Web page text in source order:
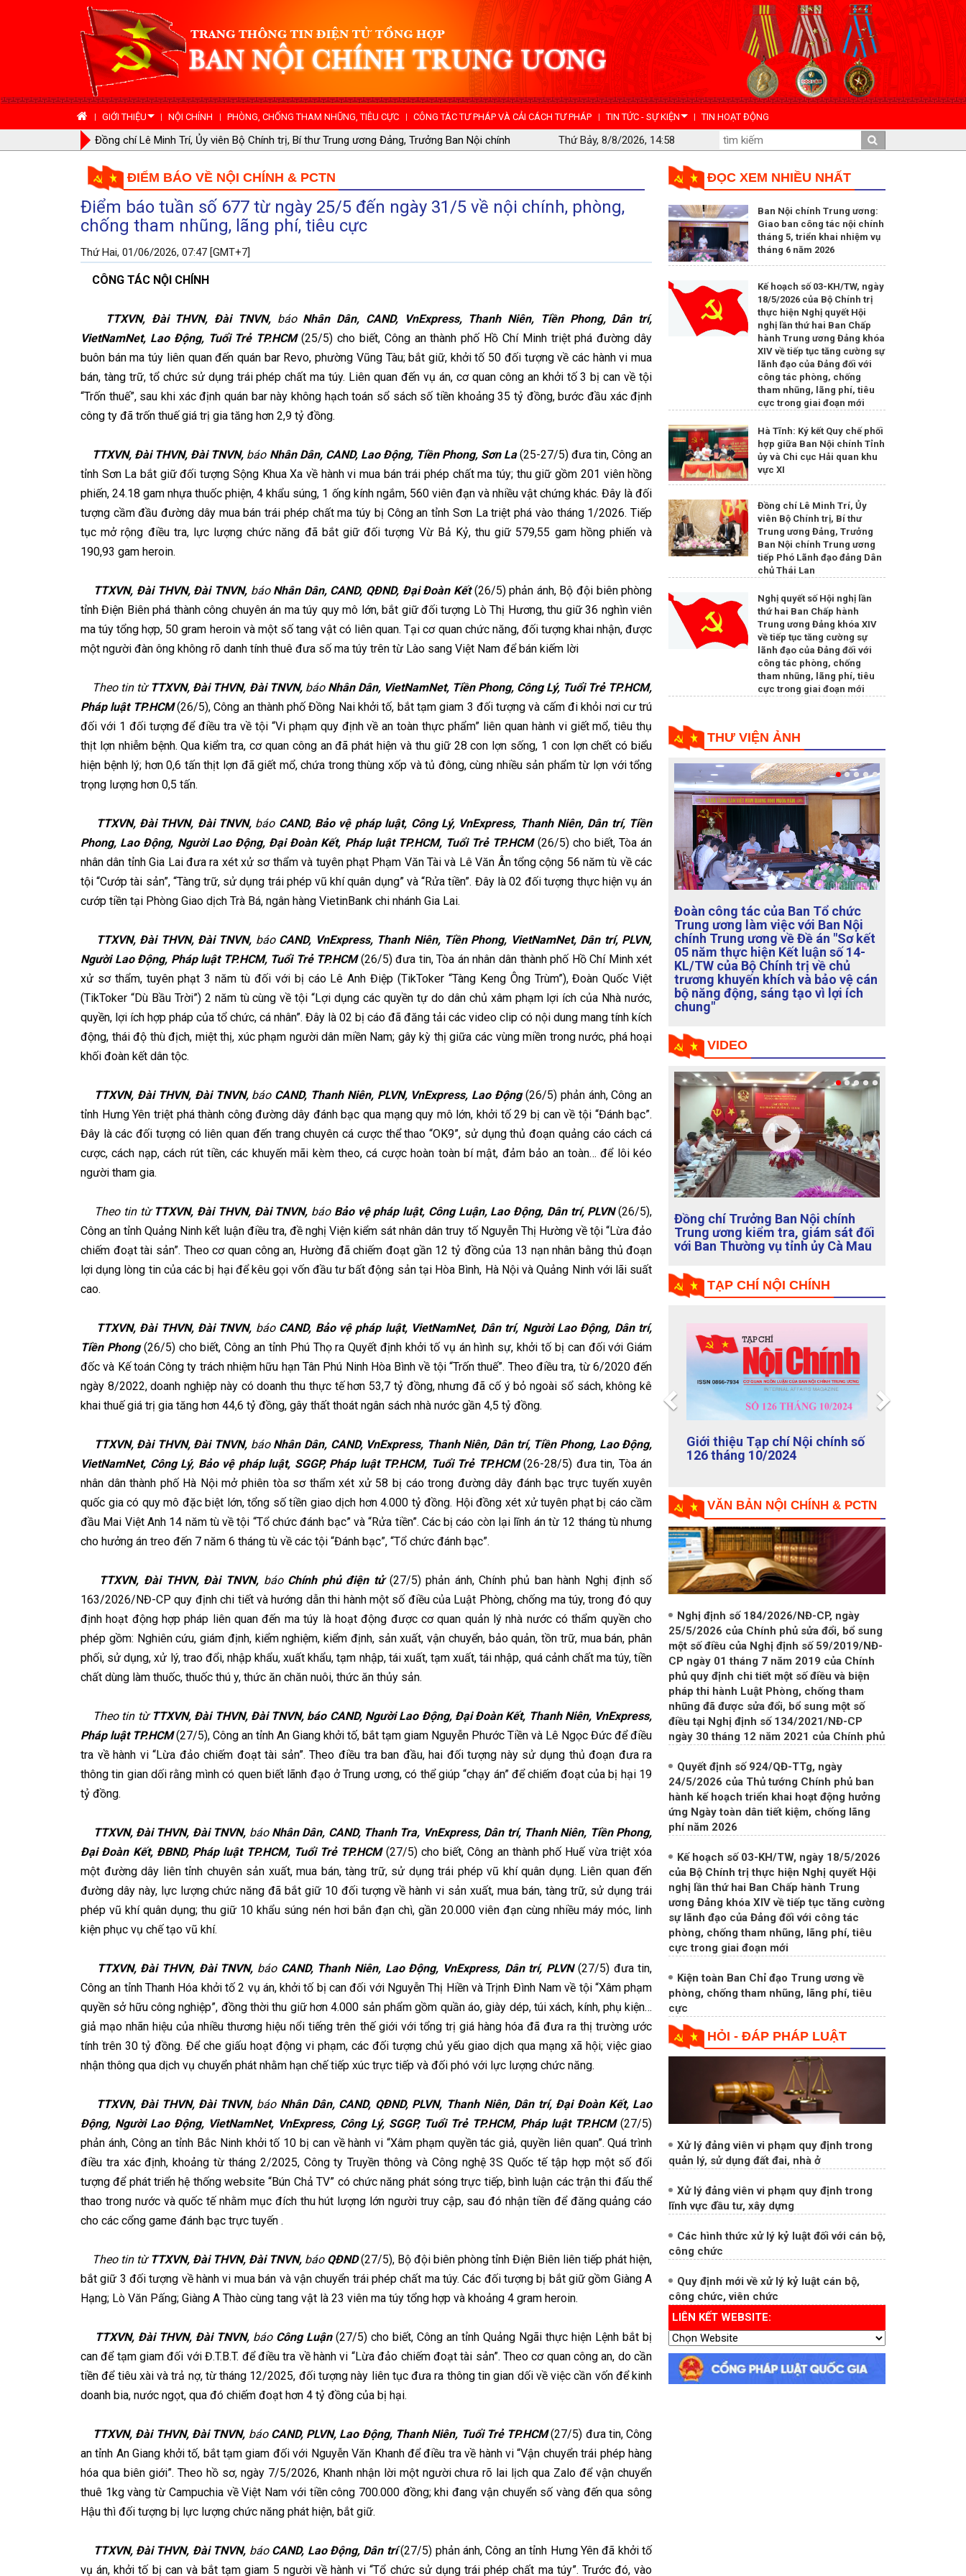
GIỚI THIỆU NỘI CHÍNH PHÒNG, CHỐNG THAM NHŨNG, TIÊU CỰC CÔNG TÁC TƯ PHÁP VÀ CẢI CÁCH TƯ PHÁP TIN TỨC - SỰ KIỆN TIN HOẠT ĐỘNG
Đồng chí Lê Minh Trí, Ủy viên Bộ Chính trị, Bí thư Trung ương Đảng, Trưởng Ban Nội chính
Thứ Bảy, 8/8/2026, 14:58
ĐIỂM BÁO VỀ NỘI CHÍNH & PCTN
Điểm báo tuần số 677 từ ngày 25/5 đến ngày 31/5 về nội chính, phòng,
chống tham nhũng, lãng phí, tiêu cực
Thứ Hai, 01/06/2026, 07:47 [GMT+7]
CÔNG TÁC NỘI CHÍNH
TTXVN, Đài THVN, Đài TNVN, báoNhân Dân, CAND, VnExpress, Thanh Niên, Tiền Phong, Dân trí,
VietNamNet, Lao Động, Tuổi Trẻ TP.HCM(25/5) cho biết, Công an thành phố Hồ Chí Minh triệt phá đường dây
buôn bán ma túy liên quan đến quán bar Revo, phường Vũng Tàu; bắt giữ, khởi tố 50 đối tượng về các hành vi mua
bán, tàng trữ, tổ chức sử dụng trái phép chất ma túy. Liên quan đến vụ án, cơ quan công an khởi tố 3 bị can về tội
“Trốn thuế”, sau khi xác định quán bar này không hạch toán sổ sách số tiền khoảng 35 tỷ đồng, bước đầu xác định
công ty đã trốn thuế giá trị gia tăng hơn 2,9 tỷ đồng.
TTXVN, Đài THVN, Đài TNVN, báoNhân Dân, CAND, Lao Động, Tiền Phong, Sơn La(25-27/5) đưa tin, Công an
tỉnh Sơn La bắt giữ đối tượng Sộng Khua Xa về hành vi mua bán trái phép chất ma túy; thu giữ gồm 201 viên hồng
phiến, 24.18 gam nhựa thuốc phiện, 4 khẩu súng, 1 ống kính ngắm, 560 viên đạn và nhiều vật chứng khác. Đây là đối
tượng cầm đầu đường dây mua bán trái phép chất ma túy bị Công an tỉnh Sơn La triệt phá vào tháng 1/2026. Tiếp
tục mở rộng điều tra, lực lượng chức năng đã bắt giữ đối tượng Vừ Bả Kỷ, thu giữ 579,55 gam hồng phiến và
190,93 gam heroin.
TTXVN, Đài THVN, Đài TNVN, báoNhân Dân, CAND, QĐND, Đại Đoàn Kết(26/5) phản ánh, Bộ đội biên phòng
tỉnh Điện Biên phá thành công chuyên án ma túy quy mô lớn, bắt giữ đối tượng Lò Thị Hương, thu giữ 36 nghìn viên
ma túy tổng hợp, 50 gram heroin và một số tang vật có liên quan. Tại cơ quan chức năng, đối tượng khai nhận, được
một người đàn ông không rõ danh tính thuê đưa số ma túy trên từ Lào sang Việt Nam để bán kiếm lời
Theo tin từ TTXVN, Đài THVN, Đài TNVN, báoNhân Dân, VietNamNet, Tiền Phong, Công Lý, Tuổi Trẻ TP.HCM,
Pháp luật TP.HCM(26/5), Công an thành phố Đồng Nai khởi tố, bắt tạm giam 3 đối tượng và cấm đi khỏi nơi cư trú
đối với 1 đối tượng để điều tra về tội “Vi phạm quy định về an toàn thực phẩm” liên quan hành vi giết mổ, tiêu thụ
thịt lợn nhiễm bệnh. Qua kiểm tra, cơ quan công an đã phát hiện và thu giữ 28 con lợn sống, 1 con lợn chết có biểu
hiện bệnh lý; hơn 0,6 tấn thịt lợn đã giết mổ, chứa trong thùng xốp và tủ đông, cùng nhiều sản phẩm từ lợn với tổng
trọng lượng hơn 0,5 tấn.
TTXVN, Đài THVN, Đài TNVN, báoCAND, Bảo vệ pháp luật, Công Lý, VnExpress, Thanh Niên, Dân trí, Tiền
Phong, Lao Động, Người Lao Động, Đại Đoàn Kết, Pháp luật TP.HCM, Tuổi Trẻ TP.HCM(26/5) cho biết, Tòa án
nhân dân tỉnh Gia Lai đưa ra xét xử sơ thẩm và tuyên phạt Phạm Văn Tài và Lê Văn Ân tổng cộng 56 năm tù về các
tội “Cướp tài sản”, “Tàng trữ, sử dụng trái phép vũ khí quân dụng” và “Rửa tiền”. Đây là 02 đối tượng thực hiện vụ án
cướp tiền tại Phòng Giao dịch Trà Bá, ngân hàng VietinBank chi nhánh Gia Lai.
TTXVN, Đài THVN, Đài TNVN, báoCAND, VnExpress, Thanh Niên, Tiền Phong, VietNamNet, Dân trí, PLVN,
Người Lao Động, Pháp luật TP.HCM, Tuổi Trẻ TP.HCM(26/5) đưa tin, Tòa án nhân dân thành phố Hồ Chí Minh xét
xử sơ thẩm, tuyên phạt 3 năm tù đối với bị cáo Lê Anh Điệp (TikToker “Tàng Keng Ông Trùm”), Đoàn Quốc Việt
(TikToker “Dù Bầu Trời”) 2 năm tù cùng về tội “Lợi dụng các quyền tự do dân chủ xâm phạm lợi ích của Nhà nước,
quyền, lợi ích hợp pháp của tổ chức, cá nhân”. Đây là 02 bị cáo đã đăng tải các video clip có nội dung mang tính kích
động, thái độ thù địch, miệt thị, xúc phạm người dân miền Nam; gây kỳ thị giữa các vùng miền trong nước, phá hoại
khối đoàn kết dân tộc.
TTXVN, Đài THVN, Đài TNVN, báoCAND, Thanh Niên, PLVN, VnExpress, Lao Động(26/5) phản ánh, Công an
tỉnh Hưng Yên triệt phá thành công đường dây đánh bạc qua mạng quy mô lớn, khởi tố 29 bị can về tội “Đánh bạc”.
Đây là các đối tượng có liên quan đến trang chuyên cá cược thể thao “OK9”, sử dụng thủ đoạn quảng cáo cách cá
cược, cách nạp, cách rút tiền, các khuyến mãi kèm theo, cá cược hoàn toàn bí mật, đảm bảo an toàn… để lôi kéo
người tham gia.
Theo tin từ TTXVN, Đài THVN, Đài TNVN, báoBảo vệ pháp luật, Công Luận, Lao Động, Dân trí, PLVN(26/5),
Công an tỉnh Quảng Ninh kết luận điều tra, đề nghị Viện kiểm sát nhân dân truy tố Nguyễn Thị Hường về tội “Lừa đảo
chiếm đoạt tài sản”. Theo cơ quan công an, Hường đã chiếm đoạt gần 12 tỷ đồng của 13 nạn nhân bằng thủ đoạn
lợi dụng lòng tin của các bị hại để kêu gọi vốn đầu tư bất động sản tại Hòa Bình, Hà Nội và Quảng Ninh với lãi suất
cao.
TTXVN, Đài THVN, Đài TNVN, báoCAND, Bảo vệ pháp luật, VietNamNet, Dân trí, Người Lao Động, Dân trí,
Tiền Phong(26/5) cho biết, Công an tỉnh Phú Thọ ra Quyết định khởi tố vụ án hình sự, khởi tố bị can đối với Giám
đốc và Kế toán Công ty trách nhiệm hữu hạn Tân Phú Ninh Hòa Bình về tội “Trốn thuế”. Theo điều tra, từ 6/2020 đến
ngày 8/2022, doanh nghiệp này có doanh thu thực tế hơn 53,7 tỷ đồng, nhưng đã cố ý bỏ ngoài sổ sách, không kê
khai thuế giá trị gia tăng hơn 44,6 tỷ đồng, gây thất thoát ngân sách nhà nước gần 4,5 tỷ đồng.
TTXVN, Đài THVN, Đài TNVN, báoNhân Dân, CAND, VnExpress, Thanh Niên, Dân trí, Tiền Phong, Lao Động,
VietNamNet, Công Lý, Bảo vệ pháp luật, SGGP, Pháp luật TP.HCM, Tuổi Trẻ TP.HCM(26-28/5) đưa tin, Tòa án
nhân dân thành phố Hà Nội mở phiên tòa sơ thẩm xét xử 58 bị cáo trong đường dây đánh bạc trực tuyến xuyên
quốc gia có quy mô đặc biệt lớn, tổng số tiền giao dịch hơn 4.000 tỷ đồng. Hội đồng xét xử tuyên phạt bị cáo cầm
đầu Mai Việt Anh 14 năm tù về tội “Tổ chức đánh bạc” và “Rửa tiền”. Các bị cáo còn lại lĩnh án từ 12 tháng tù nhưng
cho hưởng án treo đến 7 năm 6 tháng tù về các tội “Đánh bạc”, “Tổ chức đánh bạc”.
TTXVN, Đài THVN, Đài TNVN, báoChính phủ điện tử(27/5) phản ánh, Chính phủ ban hành Nghị định số
163/2026/NĐ-CP quy định chi tiết và hướng dẫn thi hành một số điều của Luật Phòng, chống ma túy, trong đó quy
định hoạt động hợp pháp liên quan đến ma túy là hoạt động được cơ quan quản lý nhà nước có thẩm quyền cho
phép gồm: Nghiên cứu, giám định, kiểm nghiệm, kiểm định, sản xuất, vận chuyển, bảo quản, tồn trữ, mua bán, phân
phối, sử dụng, xử lý, trao đổi, nhập khẩu, xuất khẩu, tạm nhập, tái xuất, tạm xuất, tái nhập, quá cảnh chất ma túy, tiền
chất dùng làm thuốc, thuốc thú y, thức ăn chăn nuôi, thức ăn thủy sản.
Theo tin từTTXVN, Đài THVN, Đài TNVN, báo CAND, Người Lao Động, Đại Đoàn Kết, Thanh Niên, VnExpress,
Pháp luật TP.HCM(27/5), Công an tỉnh An Giang khởi tố, bắt tạm giam Nguyễn Phước Tiền và Lê Ngọc Đức để điều
tra về hành vi “Lừa đảo chiếm đoạt tài sản”. Theo điều tra ban đầu, hai đối tượng này sử dụng thủ đoạn đưa ra
thông tin gian dối rằng mình có quen biết lãnh đạo ở Trung ương, có thể giúp “chạy án” để chiếm đoạt của bị hại 19
tỷ đồng.
TTXVN, Đài THVN, Đài TNVN, báoNhân Dân, CAND, Thanh Tra, VnExpress, Dân trí, Thanh Niên, Tiền Phong,
Đại Đoàn Kết, ĐBND, Pháp luật TP.HCM, Tuổi Trẻ TP.HCM (27/5) cho biết, Công an thành phố Huế vừa triệt xóa
một đường dây liên tỉnh chuyên sản xuất, mua bán, tàng trữ, sử dụng trái phép vũ khí quân dụng. Liên quan đến
đường dây này, lực lượng chức năng đã bắt giữ 10 đối tượng về hành vi sản xuất, mua bán, tàng trữ, sử dụng trái
phép vũ khí quân dụng; thu giữ 10 khẩu súng nén hơi bắn đạn chì, gần 20.000 viên đạn cùng nhiều máy móc, linh
kiện phục vụ chế tạo vũ khí.
TTXVN, Đài THVN, Đài TNVN, báoCAND, Thanh Niên, Lao Động, VnExpress, Dân trí, PLVN(27/5) đưa tin,
Công an tỉnh Thanh Hóa khởi tố 2 vụ án, khởi tố bị can đối với Nguyễn Thị Hiền và Trịnh Đình Nam về tội “Xâm phạm
quyền sở hữu công nghiệp”, đồng thời thu giữ hơn 4.000 sản phẩm gồm quần áo, giày dép, túi xách, kính, phụ kiện…
giả mạo nhãn hiệu của nhiều thương hiệu nổi tiếng trên thế giới với tổng trị giá hàng hóa đã đưa ra thị trường ước
tính trên 30 tỷ đồng. Để che giấu hoạt động vi phạm, các đối tượng chủ yếu giao dịch qua mạng xã hội; việc giao
nhận thông qua dịch vụ chuyển phát nhằm hạn chế tiếp xúc trực tiếp và đối phó với lực lượng chức năng.
TTXVN, Đài THVN, Đài TNVN, báoNhân Dân, CAND, QĐND, PLVN, Thanh Niên, Dân trí, Đại Đoàn Kết, Lao
Động, Người Lao Động, VietNamNet, VnExpress, Công Lý, SGGP, Tuổi Trẻ TP.HCM, Pháp luật TP.HCM(27/5)
phản ánh, Công an tỉnh Bắc Ninh khởi tố 10 bị can về hành vi “Xâm phạm quyền tác giả, quyền liên quan”. Quá trình
điều tra xác định, khoảng từ tháng 2/2025, Công ty Truyền thông và Công nghệ 3S Quốc tế tập hợp một số đối
tượng để phát triển hệ thống website “Bún Chả TV” có chức năng phát sóng trực tiếp, bình luận các trận thi đấu thể
thao trong nước và quốc tế nhằm mục đích thu hút lượng lớn người truy cập, sau đó nhận tiền để đăng quảng cáo
cho các cổng game đánh bạc trực tuyến .
Theo tin từ TTXVN, Đài THVN, Đài TNVN, báoQĐND(27/5), Bộ đội biên phòng tỉnh Điện Biên liên tiếp phát hiện,
bắt giữ 3 đối tượng về hành vi mua bán và vận chuyển trái phép chất ma túy. Các đối tượng bị bắt giữ gồm Giàng A
Hạng; Lò Văn Pấng; Giàng A Thào cùng tang vật là 23 viên ma túy tổng hợp và khoảng 4 gram heroin.
TTXVN, Đài THVN, Đài TNVN, báoCông Luận(27/5) cho biết, Công an tỉnh Quảng Ngãi thực hiện Lệnh bắt bị
can để tạm giam đối với Đ.T.B.T. để điều tra về hành vi “Lừa đảo chiếm đoạt tài sản”. Theo cơ quan công an, do cần
tiền để tiêu xài và trả nợ, từ tháng 12/2025, đối tượng này liên tục đưa ra thông tin gian dối về việc cần vốn để kinh
doanh bia, nước ngọt, qua đó chiếm đoạt hơn 4 tỷ đồng của bị hại.
TTXVN, Đài THVN, Đài TNVN, báoCAND, PLVN, Lao Động, Thanh Niên, Tuổi Trẻ TP.HCM(27/5) đưa tin, Công
an tỉnh An Giang khởi tố, bắt tạm giam đối với Nguyễn Văn Khanh để điều tra về hành vi “Vận chuyển trái phép hàng
hóa qua biên giới”. Theo hồ sơ, ngày 7/5/2026, Khanh nhận lời một người chưa rõ lai lịch qua Zalo để vận chuyển
thuê 1kg vàng từ Campuchia về Việt Nam với tiền công 700.000 đồng; khi đang vận chuyển số vàng đến qua sông
Hậu thì đối tượng bị lực lượng chức năng phát hiện, bắt giữ.
TTXVN, Đài THVN, Đài TNVN, báoCAND, Lao Động, Dân trí(27/5) phản ánh, Công an tỉnh Hưng Yên đã khởi tố
vụ án, khởi tố bị can và bắt tạm giam 5 người về hành vi “Tổ chức sử dụng trái phép chất ma túy”. Trước đó, vào
ĐỌC XEM NHIỀU NHẤT
Ban Nội chính Trung ương:
Giao ban công tác nội chính
tháng 5, triển khai nhiệm vụ
tháng 6 năm 2026
Kế hoạch số 03-KH/TW, ngày
18/5/2026 của Bộ Chính trị
thực hiện Nghị quyết Hội
nghị lần thứ hai Ban Chấp
hành Trung ương Đảng khóa
XIV về tiếp tục tăng cường sự
lãnh đạo của Đảng đối với
công tác phòng, chống
tham nhũng, lãng phí, tiêu
cực trong giai đoạn mới
Hà Tĩnh: Ký kết Quy chế phối
hợp giữa Ban Nội chính Tỉnh
ủy và Chi cục Hải quan khu
vực XI
Đồng chí Lê Minh Trí, Ủy
viên Bộ Chính trị, Bí thư
Trung ương Đảng, Trưởng
Ban Nội chính Trung ương
tiếp Phó Lãnh đạo đảng Dân
chủ Thái Lan
Nghị quyết số Hội nghị lần
thứ hai Ban Chấp hành
Trung ương Đảng khóa XIV
về tiếp tục tăng cường sự
lãnh đạo của Đảng đối với
công tác phòng, chống
tham nhũng, lãng phí, tiêu
cực trong giai đoạn mới
THƯ VIỆN ẢNH
Đoàn công tác của Ban Tổ chức
Trung ương làm việc với Ban Nội
chính Trung ương về Đề án "Sơ kết
05 năm thực hiện Kết luận số 14-
KL/TW của Bộ Chính trị về chủ
trương khuyến khích và bảo vệ cán
bộ năng động, sáng tạo vì lợi ích
chung"
VIDEO
Đồng chí Trưởng Ban Nội chính
Trung ương kiểm tra, giám sát đối
với Ban Thường vụ tỉnh ủy Cà Mau
TẠP CHÍ NỘI CHÍNH
Giới thiệu Tạp chí Nội chính số
126 tháng 10/2024
Previous
VĂN BẢN NỘI CHÍNH & PCTN
Nghị định số 184/2026/NĐ-CP, ngày
25/5/2026 của Chính phủ sửa đổi, bổ sung
một số điều của Nghị định số 59/2019/NĐ-
CP ngày 01 tháng 7 năm 2019 của Chính
phủ quy định chi tiết một số điều và biện
pháp thi hành Luật Phòng, chống tham
nhũng đã được sửa đổi, bổ sung một số
điều tại Nghị định số 134/2021/NĐ-CP
ngày 30 tháng 12 năm 2021 của Chính phủ
Quyết định số 924/QĐ-TTg, ngày
24/5/2026 của Thủ tướng Chính phủ ban
hành kế hoạch triển khai hoạt động hưởng
ứng Ngày toàn dân tiết kiệm, chống lãng
phí năm 2026
Kế hoạch số 03-KH/TW, ngày 18/5/2026
của Bộ Chính trị thực hiện Nghị quyết Hội
nghị lần thứ hai Ban Chấp hành Trung
ương Đảng khóa XIV về tiếp tục tăng cường
sự lãnh đạo của Đảng đối với công tác
phòng, chống tham nhũng, lãng phí, tiêu
cực trong giai đoạn mới
Kiện toàn Ban Chỉ đạo Trung ương về
phòng, chống tham nhũng, lãng phí, tiêu
cực
HỎI - ĐÁP PHÁP LUẬT
Xử lý đảng viên vi phạm quy định trong
quản lý, sử dụng đất đai, nhà ở
Xử lý đảng viên vi phạm quy định trong
lĩnh vực đầu tư, xây dựng
Các hình thức xử lý kỷ luật đối với cán bộ,
công chức
Quy định mới về xử lý kỷ luật cán bộ,
công chức, viên chức
LIÊN KẾT WEBSITE: